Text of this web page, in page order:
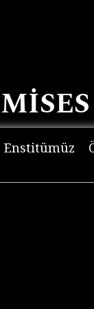
Enstitümüz